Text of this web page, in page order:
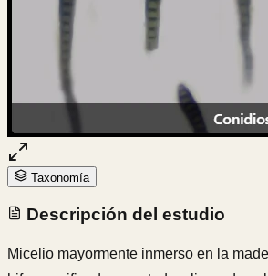
Taxonomía
Descripción del estudio
Micelio mayormente inmerso en la